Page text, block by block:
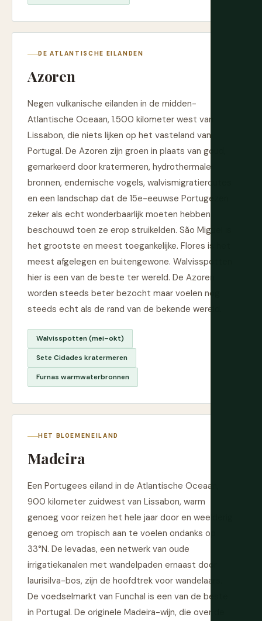
DE ATLANTISCHE EILANDEN
Azoren
Negen vulkanische eilanden in de midden-
Atlantische Oceaan, 1.500 kilometer west van
Lissabon, die niets lijken op het vasteland van
Portugal. De Azoren zijn groen in plaats van goud,
gemarkeerd door kratermeren, hydrothermale
bronnen, endemische vogels, walvismigratieroutes
en een landschap dat de 15e-eeuwse Portugezen
zeker als echt wonderbaarlijk moeten hebben
beschouwd toen ze erop struikelden. São Miguel is
het grootste en meest toegankelijke. Flores is het
meest afgelegen en buitengewone. Walvisspotten
hier is een van de beste ter wereld. De Azoren
worden steeds beter bezocht maar voelen nog
steeds echt als de rand van de bekende wereld.
Walvisspotten (mei–okt)
Sete Cidades kratermeren
Furnas warmwaterbronnen
HET BLOEMENEILAND
Madeira
Een Portugees eiland in de Atlantische Oceaan,
900 kilometer zuidwest van Lissabon, warm
genoeg voor reizen het hele jaar door en weelderig
genoeg om tropisch aan te voelen ondanks op
33°N. De levadas, een netwerk van oude
irrigatiekanalen met wandelpaden ernaast door
laurisilva-bos, zijn de hoofdtrek voor wandelaars.
De voedselmarkt van Funchal is een van de beste
in Portugal. De originele Madeira-wijn, die over de